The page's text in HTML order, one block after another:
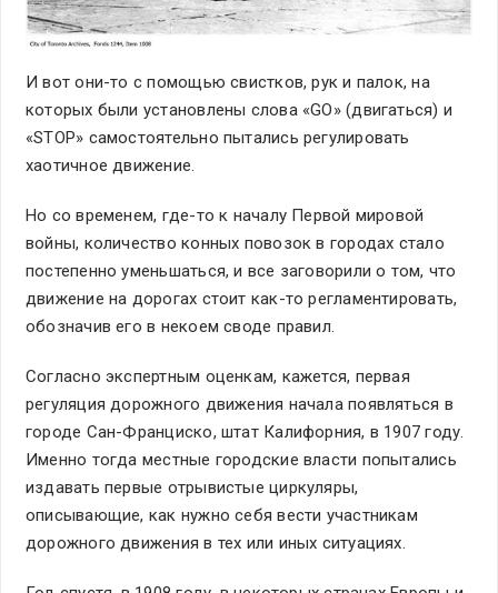
И вот они-то с помощью свистков, рук и палок, на
которых были установлены слова «GO» (двигаться) и
«STOP» самостоятельно пытались регулировать
хаотичное движение.
Но со временем, где-то к началу Первой мировой
войны, количество конных повозок в городах стало
постепенно уменьшаться, и все заговорили о том, что
движение на дорогах стоит как-то регламентировать,
обозначив его в некоем своде правил.
Согласно экспертным оценкам, кажется, первая
регуляция дорожного движения начала появляться в
городе Сан-Франциско, штат Калифорния, в 1907 году.
Именно тогда местные городские власти попытались
издавать первые отрывистые циркуляры,
описывающие, как нужно себя вести участникам
дорожного движения в тех или иных ситуациях.